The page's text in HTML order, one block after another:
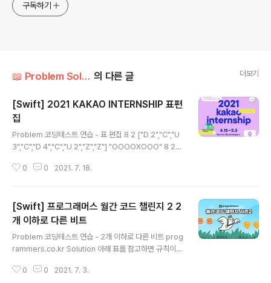
구독하기
📖 Problem Solution/Programmers 의 다른 글 더보기
[Swift] 2021 KAKAO INTERNSHIP 표편
집
Problem 코딩테스트 연습 - 표 편집 8 2 ["D 2","C","U
3","C","D 4","C","U 2","Z","Z"] "OOOOXOOO" 8 2
"OOXOXOOO" programmers.co.kr Solution 해당
배열에 담아놓습니다. func setLinkedList(n:Int) { for i
in 0.. Int { return linkedList[index][0] } func next(_
index:Int) -> Int{ return linkedList[inde..
0 0 2021. 7. 18.
[Swift] 프로그래머스 월간 코드 챌린지 2 2
개 이하로 다른 비트
Problem 코딩테스트 연습 - 2개 이하로 다른 비트 prog
rammers.co.kr Solution 아래 표를 참고하면 규칙이
수 맨 마지막 0을 1로 바꿔주면 됩니다. 고로 바로 그 다음
0 0 2021. 7. 3.